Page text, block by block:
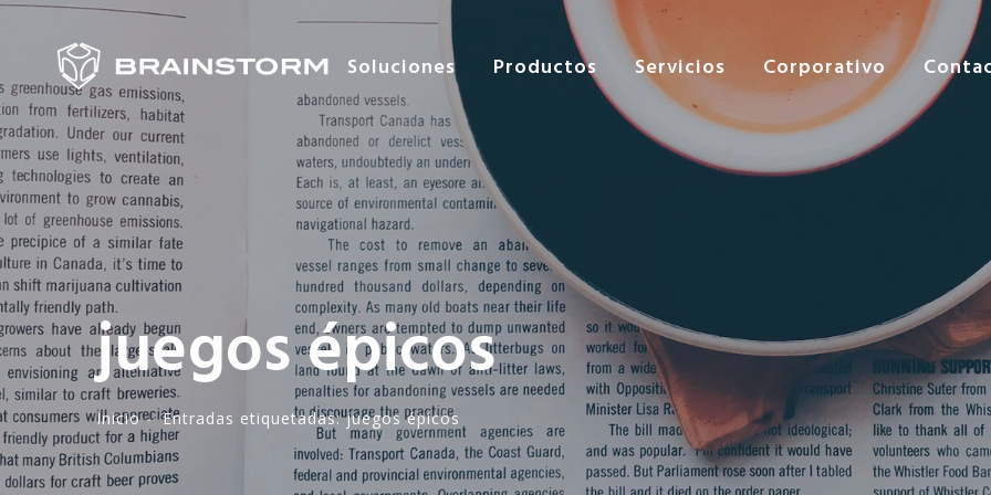
Soluciones Productos Servicios Corporativo
juegos épicos
Inicio -· Entradas etiquetadas: juegos épicos